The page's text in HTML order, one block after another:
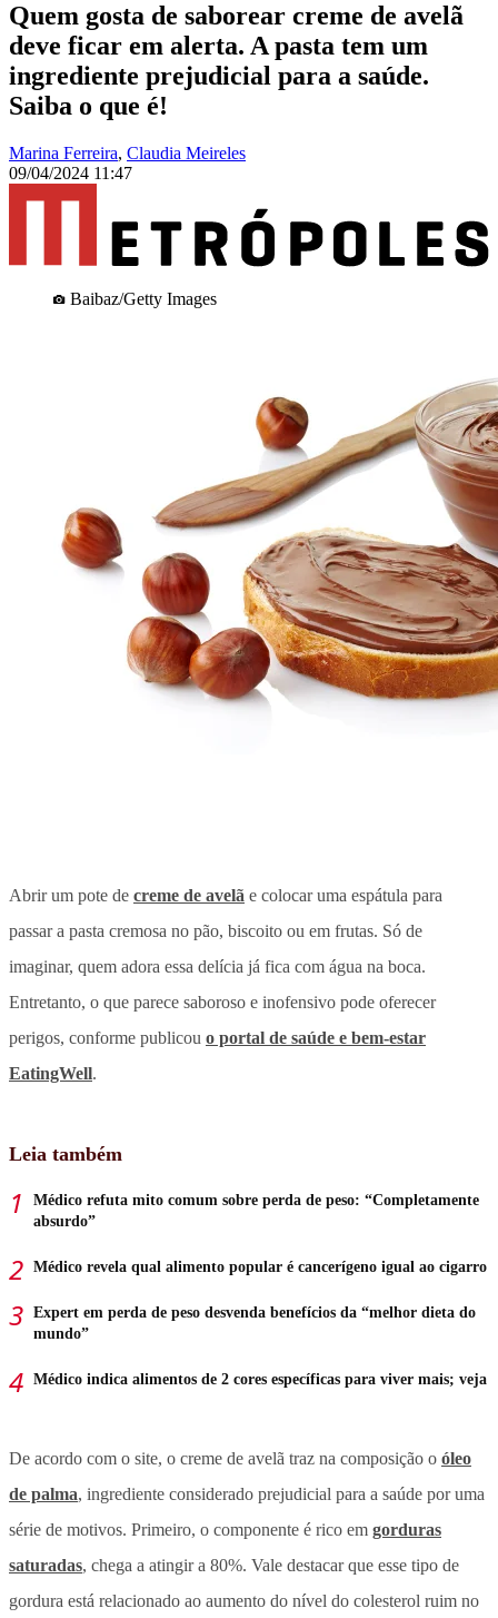
Quem gosta de saborear creme de avelã
deve ficar em alerta. A pasta tem um
ingrediente prejudicial para a saúde.
Saiba o que é!
Marina Ferreira, Claudia Meireles
09/04/2024 11:47
Baibaz/Getty Images
Abrir um pote de creme de avelã e colocar uma espátula para
passar a pasta cremosa no pão, biscoito ou em frutas. Só de
imaginar, quem adora essa delícia já fica com água na boca.
Entretanto, o que parece saboroso e inofensivo pode oferecer
perigos, conforme publicou o portal de saúde e bem-estar
EatingWell.
Leia também
Médico refuta mito comum sobre perda de peso: “Completamente
absurdo”
Médico revela qual alimento popular é cancerígeno igual ao cigarro
Expert em perda de peso desvenda benefícios da “melhor dieta do
mundo”
Médico indica alimentos de 2 cores específicas para viver mais; veja
De acordo com o site, o creme de avelã traz na composição o óleo
de palma, ingrediente considerado prejudicial para a saúde por uma
série de motivos. Primeiro, o componente é rico em gorduras
saturadas, chega a atingir a 80%. Vale destacar que esse tipo de
gordura está relacionado ao aumento do nível do colesterol ruim no